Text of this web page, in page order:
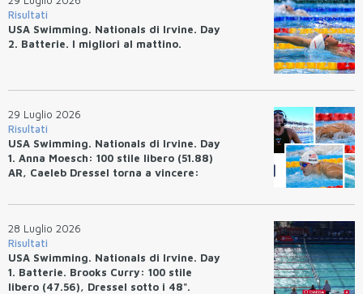
Risultati
USA Swimming. Nationals di Irvine. Day
2. Batterie. I migliori al mattino.
29 Luglio 2026
Risultati
USA Swimming. Nationals di Irvine. Day
1. Anna Moesch: 100 stile libero (51.88)
AR, Caeleb Dressel torna a vincere:
28 Luglio 2026
Risultati
USA Swimming. Nationals di Irvine. Day
1. Batterie. Brooks Curry: 100 stile
libero (47.56), Dressel sotto i 48".